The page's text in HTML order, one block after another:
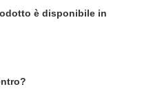
è disponibile in